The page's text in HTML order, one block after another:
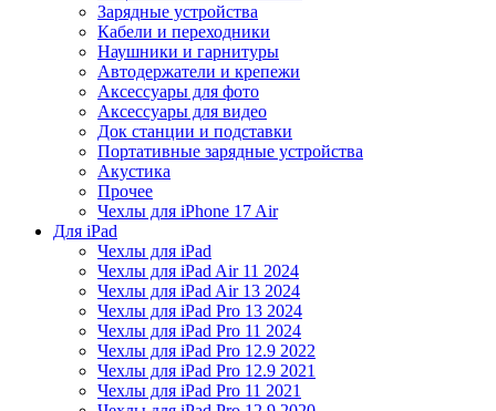
Зарядные устройства
Кабели и переходники
Наушники и гарнитуры
Автодержатели и крепежи
Аксессуары для фото
Аксессуары для видео
Док станции и подставки
Портативные зарядные устройства
Акустика
Прочее
Чехлы для iPhone 17 Air
Для iPad
Чехлы для iPad
Чехлы для iPad Air 11 2024
Чехлы для iPad Air 13 2024
Чехлы для iPad Pro 13 2024
Чехлы для iPad Pro 11 2024
Чехлы для iPad Pro 12.9 2022
Чехлы для iPad Pro 12.9 2021
Чехлы для iPad Pro 11 2021